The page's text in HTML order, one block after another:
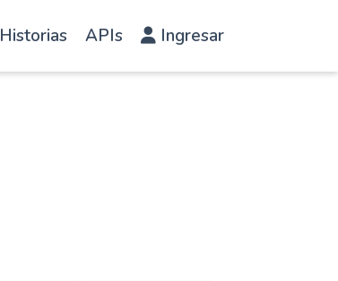
Historias APIs Ingresar